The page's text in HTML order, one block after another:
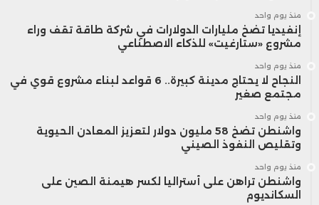
منذ يوم واحد
إنفيديا تضخ مليارات الدولارات في شركة طاقة تقف وراء
مشروع «ستارغيت» للذكاء الاصطناعي
منذ يوم واحد
النجاح لا يحتاج مدينة كبيرة.. 6 قواعد لبناء مشروع قوي في
مجتمع صغير
منذ يوم واحد
واشنطن تضخ 58 مليون دولار لتعزيز المعادن الحيوية
وتقليص النفوذ الصيني
منذ يوم واحد
واشنطن تراهن على أستراليا لكسر هيمنة الصين على
السكانديوم